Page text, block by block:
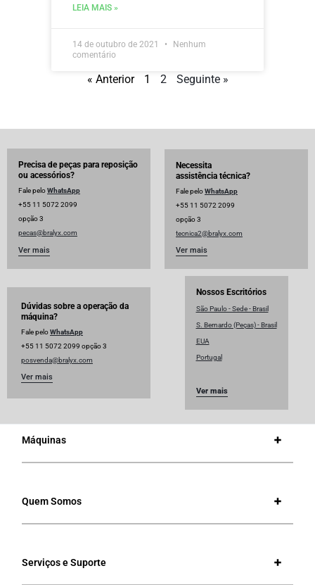
LEIA MAIS »
14 de outubro de 2021
Nenhum
comentário
« Anterior 1 2 Seguinte »
Precisa de peças para reposição
ou acessórios?
Fale peloWhatsApp
+55 11 5072 2099
opção 3
pecas@bralyx.com
Ver mais
Necessita
assistência técnica?
Fale peloWhatsApp
+55 11 5072 2099
opção 3
tecnica2@bralyx.com
Ver mais
Dúvidas sobre a operação da
máquina?
Fale peloWhatsApp
+55 11 5072 2099 opção 3
posvenda@bralyx.com
Ver mais
Nossos Escritórios
São Paulo - Sede - Brasil
S. Bernardo (Peças) - Brasil
EUA
Portugal
Ver mais
Máquinas
Quem Somos
Serviços e Suporte